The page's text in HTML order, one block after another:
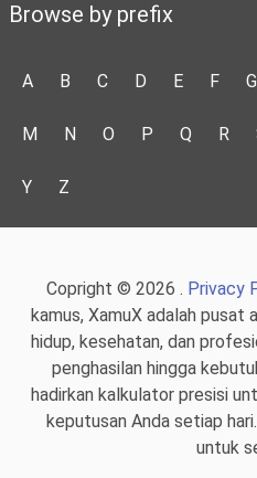
Browse by prefix
A B C D E F G
M N O P Q R
Y Z
Copright © 2026 . Privacy
kamus, XamuX adalah
hidup, kesehatan, dan
penghasilan hingga
hadirkan kalkulator presisi
keputusan Anda setiap
untuk